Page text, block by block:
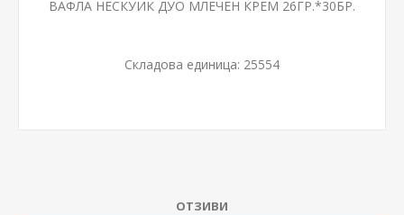
ВАФЛА НЕСКУИК ДУО МЛЕЧЕН КРЕМ 26ГР.*30БР.
Складова единица: 25554
ОТЗИВИ